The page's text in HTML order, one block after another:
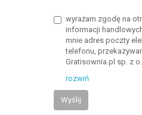
wyrażam zgodę na
informacji
mnie adres poczty
telefonu,
Gratisownia.pl sp. z
rozwiń
Wyślij